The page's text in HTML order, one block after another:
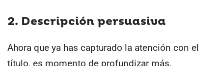
2. Descripción persuasiva
Ahora que ya has capturado la atención con el
título, es momento de profundizar más.